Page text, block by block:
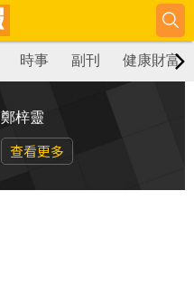
時事 副刊 健康財富
鄭梓靈
查看更多